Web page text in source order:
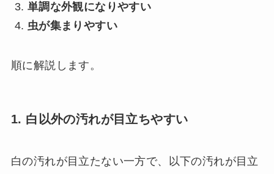
単調な外観になりやすい
虫が集まりやすい
順に解説します。
1. 白以外の汚れが目立ちやすい
白の汚れが目立たない一方で、以下の汚れが目立